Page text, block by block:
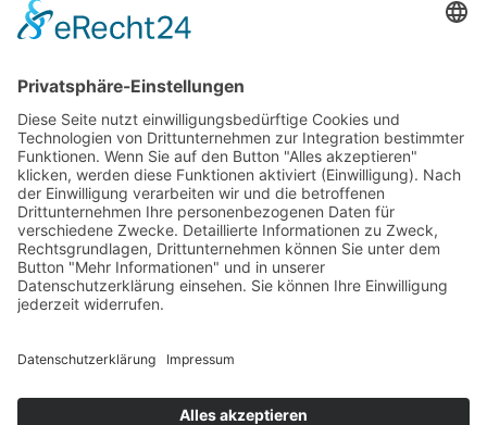
Tekal Teppichfachgeschäft
TeppichSpezialisten
Teppichwäsche & -reparatur
Stadtmühle Waldenbuch
Mühlenprodukte, Säfte, Tiernahrung & Züchterbedarf
Feuerwerk XXL
Pyrotechnik online bestellen
© 2017-2026 ·Tekal – Textile Lebensqualität| Einzelstücke mit
Charakter – Exklusive moderne Teppiche und handverlesene
Orientteppiche
Alle Preise inkl. der gesetzlichen MwSt. · Die durchgestrichenen Preise
entsprechen, sofern nicht anders angegeben, den bisherigen Preisen in
Cookie-Einstellungen